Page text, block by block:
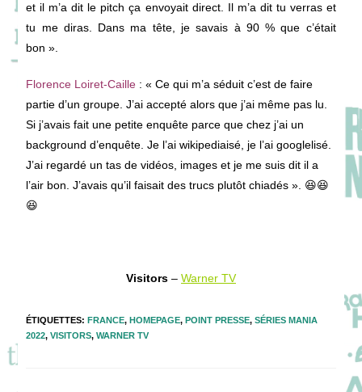
et il m’a dit le pitch ça envoyait direct. Il m’a dit tu verras et
tu me diras. Dans ma tête, je savais à 90 % que c’était
bon ».
Florence Loiret-Caille : « Ce qui m’a séduit c’est de faire
partie d’un groupe. J’ai accepté alors que j’ai même pas lu.
Si j’avais fait une petite enquête parce que chez j’ai un
background d’enquête. Je l’ai wikipediaisé, je l’ai googlelisé.
J’ai regardé un tas de vidéos, images et je me suis dit il a
l’air bon. J’avais qu’il faisait des trucs plutôt chiadés ». 😆😆
😆
Visitors – Warner TV
ÉTIQUETTES: FRANCE, HOMEPAGE, POINT PRESSE, SÉRIES MANIA
2022, VISITORS, WARNER TV